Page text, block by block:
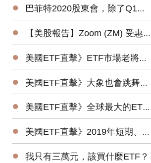
● 巴菲特2020股東會，除了Q1虧損，接下來投資人應該注意那些事？
● 【美股報告】Zoom (ZM) 受惠疫情，2019Q4財報及2020展望
● 美國ETF直擊》ETF市場老將新兵爭鋒，誰是資金最青睞的No1？
● 美國ETF直擊》大象也會跳舞？2019美國主動ETF規模Top15出爐！
● 美國ETF直擊》全球最大的ETF是它⋯⋯1檔抵N檔0050！
● 美國ETF直擊》2019年短期、低風險的固定收益ETF最受追捧
● 我只有三萬元，該買什麼ETF？